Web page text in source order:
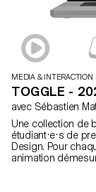
MEDIA & INTERACTION
TOGGLE -
avec Sébastien
Une collection de
étudiant·e·s de
Design. Pour
animation